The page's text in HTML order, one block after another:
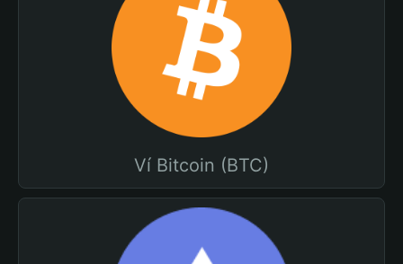
Ví Bitcoin (BTC)